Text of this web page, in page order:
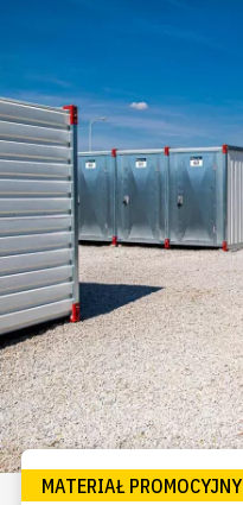
MATERIAŁ PROMOCYJNY